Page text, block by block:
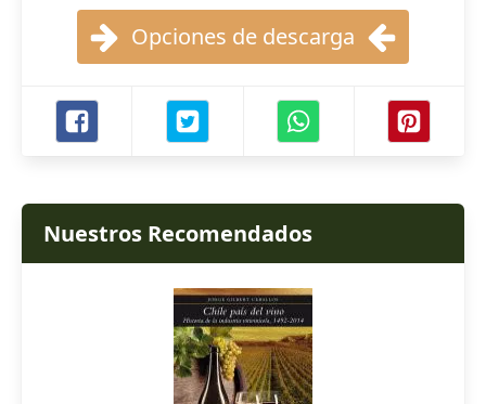
Opciones de descarga
Nuestros Recomendados